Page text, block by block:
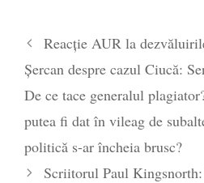
poetului Octavian
- 16 aprilie 2026
Reacție AUR la
Șercan despre cazul Ciucă:
De ce tace generalul
putea fi dat în vileag de
politică s-ar încheia brusc?
Scriitorul Paul